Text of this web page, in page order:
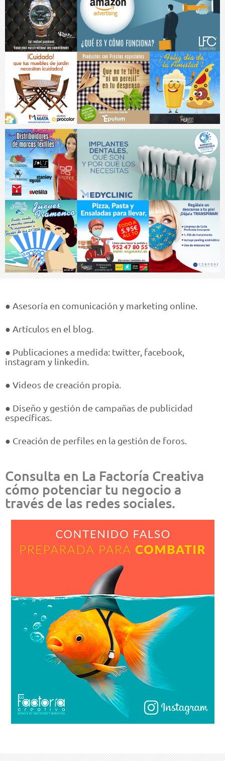
● Asesoría en comunicación y marketing online.
● Artículos en el blog.
● Publicaciones a medida: twitter, facebook,
instagram y linkedin.
● Videos de creación propia.
● Diseño y gestión de campañas de publicidad
específicas.
● Creación de perfiles en la gestión de foros.
Consulta en La Factoría Creativa
cómo potenciar tu negocio a
través de las redes sociales.